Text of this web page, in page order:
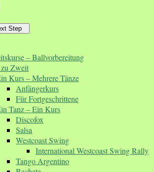
Step
– Ballvorbereitung
Zweit
Kurs – Mehrere Tänze
Anfängerkurs
Für Fortgeschrittene
Tanz – Ein Kurs
Discofox
Salsa
Westcoast Swing
International Westcoast Swing Rally
Tango Argentino